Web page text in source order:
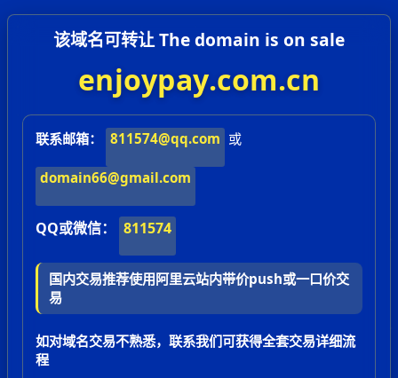
该域名可转让 The domain is on sale
enjoypay.com.cn
联系邮箱： 811574@qq.com 或
domain66@gmail.com
QQ或微信： 811574
国内交易推荐使用阿里云站内带价push或一口价交
易
如对域名交易不熟悉，联系我们可获得全套交易详细流
程